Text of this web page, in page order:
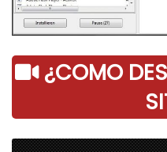
¿COMO